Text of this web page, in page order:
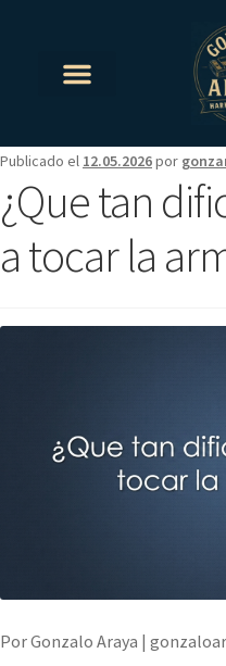
Publicado el 12.05.2026por
¿Que tan
a tocar la
Por Gonzalo Araya |